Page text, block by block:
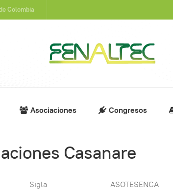
Colombia
Asociaciones Congresos
Casanare
Sigla
ASOTESENCA